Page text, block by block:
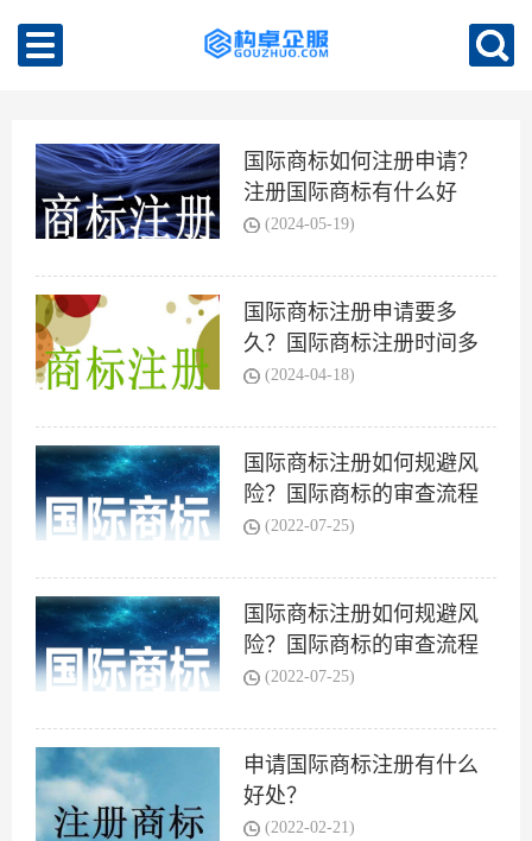
国际商标如何注册申请？
注册国际商标有什么好
处？(2024-05-19)
国际商标注册申请要多
久？国际商标注册时间多
长？(2024-04-18)
国际商标注册如何规避风
险？国际商标的审查流程
是什么？
(2022-07-25)
国际商标注册如何规避风
险？国际商标的审查流程
是什么？
(2022-07-25)
申请国际商标注册有什么
好处？
(2022-02-21)